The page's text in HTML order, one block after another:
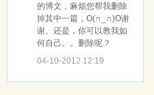
的博文，麻烦您帮我删除
掉其中一篇，O(∩_∩)O谢
谢。还是，你可以教我如
何自己。。删除呢？
04-10-2012 12:19